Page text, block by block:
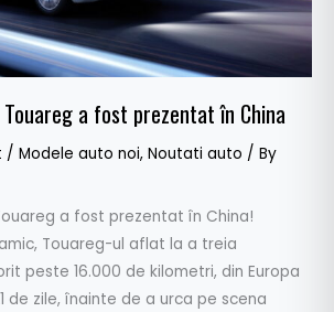
Touareg a fost prezentat în China
/ Modele auto noi, Noutati auto / By
a fost prezentat în China!
Touareg-ul aflat la a treia
peste 16.000 de kilometri, din Europa
de zile, înainte de a urca pe scena